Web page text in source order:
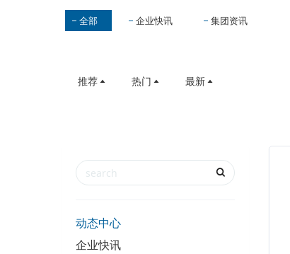
全部 企业快讯 集团资讯
推荐 热门 最新
动态中心
企业快讯